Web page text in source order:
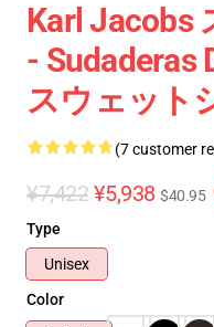
Karl Jacobs
- Sudaderas
スウェット
(7 customer
¥7,422 ¥5,938 $40.95
Type
Unisex
Color